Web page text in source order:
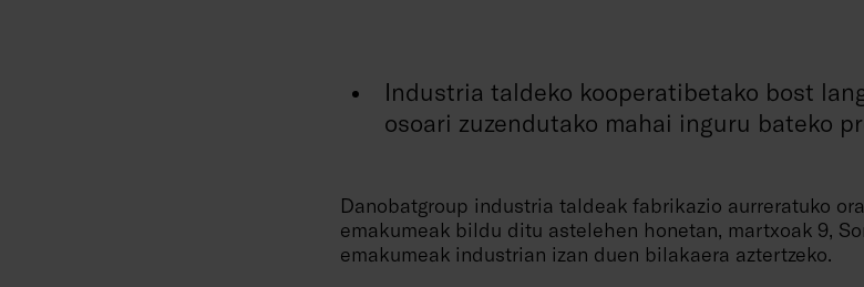
Industria taldeko kooperatibetako bost
osoari zuzendutako mahai inguru bateko
Danobatgroup industria taldeak fabrikazio aurreratuko
emakumeak bildu ditu astelehen honetan, martxoak 9,
emakumeak industrian izan duen bilakaera aztertzeko.